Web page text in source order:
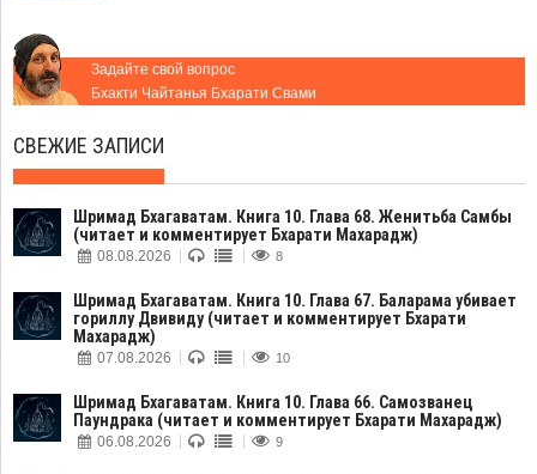
Задайте свой вопрос
Бхакти Чайтанья Бхарати Свами
СВЕЖИЕ ЗАПИСИ
Шримад Бхагаватам. Книга 10. Глава 68. Женитьба Самбы
(читает и комментирует Бхарати Махарадж)
08.08.2026 8
Шримад Бхагаватам. Книга 10. Глава 67. Баларама убивает
гориллу Двивиду (читает и комментирует Бхарати
Махарадж)
07.08.2026 10
Шримад Бхагаватам. Книга 10. Глава 66. Самозванец
Паундрака (читает и комментирует Бхарати Махарадж)
06.08.2026 9